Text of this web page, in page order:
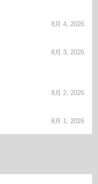
8月 4, 2026
8月 3, 2026
8月 2, 2026
8月 1, 2026